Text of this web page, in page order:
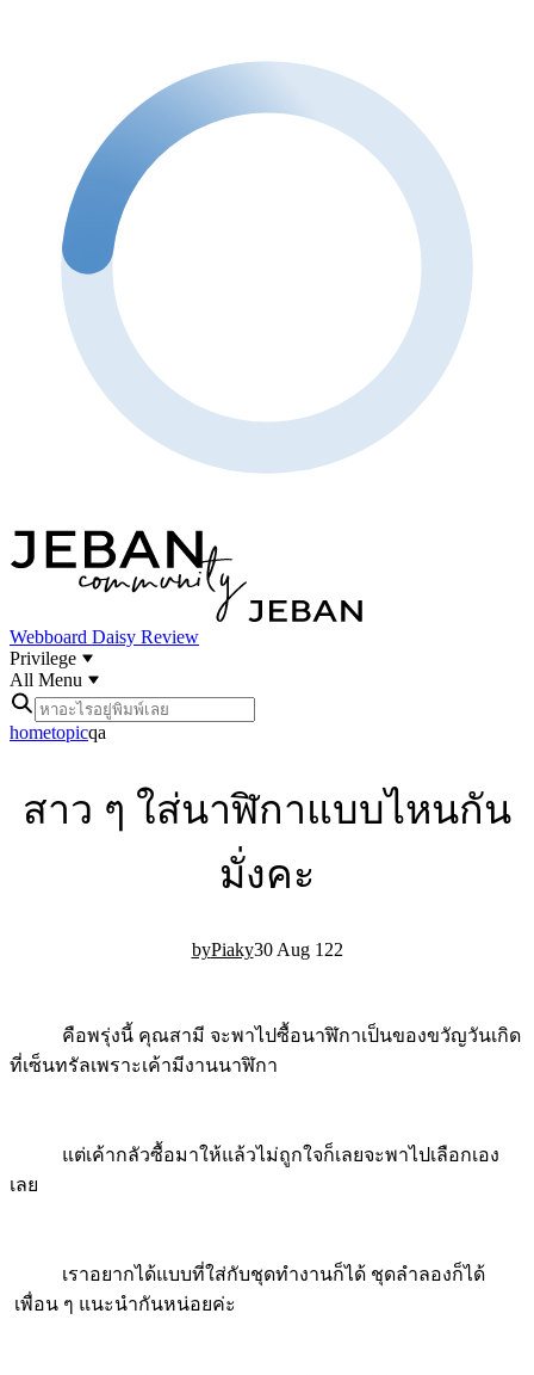
Webboard Daisy Review
Privilege
All Menu
hometopicqa
สาว ๆ ใส่นาฬิกาแบบไหนกัน
มั่งคะ
Piaky30 Aug 122
คือพรุ่งนี้ คุณสามี จะพาไปซื้อนาฬิกาเป็นของขวัญวันเกิด
ที่เซ็นทรัลเพราะเค้ามีงานนาฬิกา
แต่เค้ากลัวซื้อมาให้แล้วไม่ถูกใจก็เลยจะพาไปเลือกเอง
เลย
เราอยากได้แบบที่ใส่กับชุดทำงานก็ได้ ชุดลำลองก็ได้
เพื่อน ๆ แนะนำกันหน่อยค่ะ